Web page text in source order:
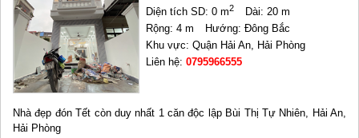
Diện tích SD: 0 m2
Dài: 20 m
Rộng: 4 m
Hướng: Đông Bắc
Khu vực: Quận Hải An, Hải Phòng
Liên hệ:0795966555
Nhà đẹp đón Tết còn duy nhất 1 căn độc lập Bùi Thị Tự Nhiên, Hải An,
Hải Phòng